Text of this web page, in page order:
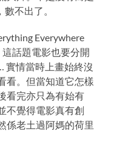
不出了。
Everywhere
話題電影也要分開
實情當時上畫始終沒
看。但當知道它怎樣
看完亦只為有始有
不覺得電影真有創
係老土過阿媽的荷里